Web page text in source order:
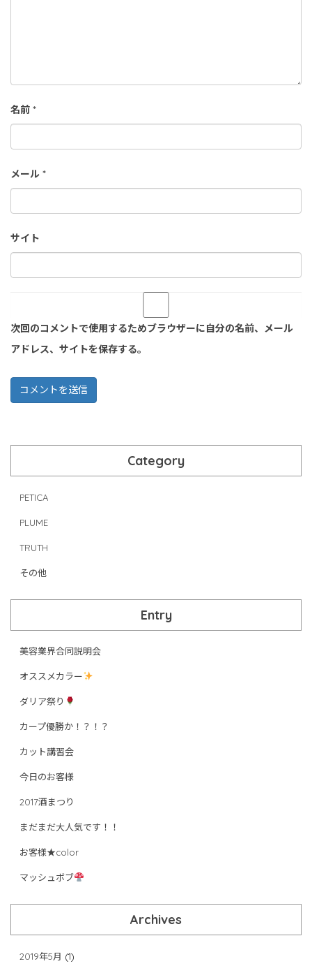
名前 *
メール *
サイト
次回のコメントで使用するためブラウザーに自分の名前、メール
アドレス、サイトを保存する。
Category
PETICA
PLUME
TRUTH
その他
Entry
美容業界合同説明会
オススメカラー
ダリア祭り
カープ優勝か！？！？
カット講習会
今日のお客様
2017酒まつり
まだまだ大人気です！！
お客様★color
マッシュボブ
Archives
2019年5月 (1)